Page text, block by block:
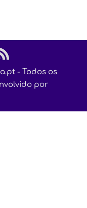
- Todos os
por